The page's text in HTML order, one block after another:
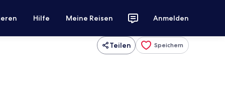
Hilfe Meine Reisen Anmelden
Teilen Speichern